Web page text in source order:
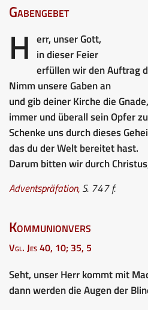
Gabengebet
H err, unser Gott,
in dieser Feier
erfüllen wir den Auftrag
Nimm unsere Gaben an
und gib deiner Kirche die Gnade,
immer und überall sein Opfer
Schenke uns durch dieses
das du der Welt bereitet hast.
Darum bitten wir durch
Adventspräfation,S. 747 f.
Kommunionvers
Vgl. Jes 40, 10; 35, 5
Seht, unser Herr kommt mit
dann werden die Augen der